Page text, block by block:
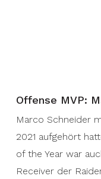
Offense MVP:
Marco Schneider
2021 aufgehört
of the Year war
Receiver der